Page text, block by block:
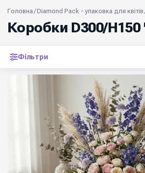
Головна /Diamond Pack - упаковка для квітів
Коробки D300/
Фільтри